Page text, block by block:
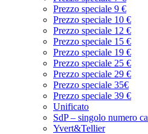
Prezzo speciale 9 €
Prezzo speciale 10 €
Prezzo speciale 12 €
Prezzo speciale 15 €
Prezzo speciale 19 €
Prezzo speciale 25 €
Prezzo speciale 29 €
Prezzo speciale 35€
Prezzo speciale 39 €
Unificato
SdP – singolo numero
Yvert&Tellier